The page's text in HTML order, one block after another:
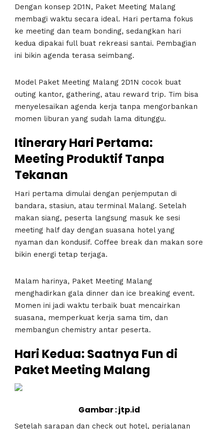
Dengan konsep 2D1N, Paket Meeting Malang
membagi waktu secara ideal. Hari pertama fokus
ke meeting dan team bonding, sedangkan hari
kedua dipakai full buat rekreasi santai. Pembagian
ini bikin agenda terasa seimbang.
Model Paket Meeting Malang 2D1N cocok buat
outing kantor, gathering, atau reward trip. Tim bisa
menyelesaikan agenda kerja tanpa mengorbankan
momen liburan yang sudah lama ditunggu.
Itinerary Hari Pertama:
Meeting Produktif Tanpa
Tekanan
Hari pertama dimulai dengan penjemputan di
bandara, stasiun, atau terminal Malang. Setelah
makan siang, peserta langsung masuk ke sesi
meeting half day dengan suasana hotel yang
nyaman dan kondusif. Coffee break dan makan sore
bikin energi tetap terjaga.
Malam harinya, Paket Meeting Malang
menghadirkan gala dinner dan ice breaking event.
Momen ini jadi waktu terbaik buat mencairkan
suasana, memperkuat kerja sama tim, dan
membangun chemistry antar peserta.
Hari Kedua: Saatnya Fun di
Paket Meeting Malang
Gambar : jtp.id
Setelah sarapan dan check out hotel, perjalanan